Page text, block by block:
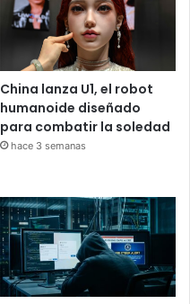
China lanza U1, el robot
humanoide diseñado
para combatir la soledad
hace 3 semanas